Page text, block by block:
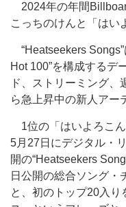
2024年の年間
こっちのけんと「はい
“Heatseekers
Hot 100”を構成するデ
ド、ストリーミング
ら急上昇中の新人アー
1位の「はいよろこ
5月27日にデジタル・
開の“Heatseekers
日公開の総合ソング・
と、初のトップ20入